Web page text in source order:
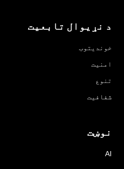
د نړیوال تابعیت
خوندیتوب
امنیت
تنوع
شفافیت
نوښت
AI